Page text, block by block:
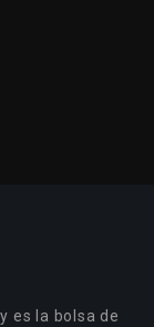
es la bolsa de